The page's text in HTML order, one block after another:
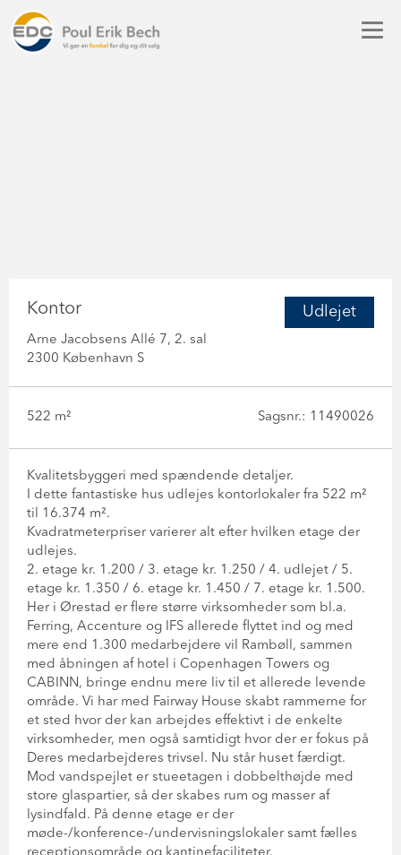
Udlejet
Kontor
Arne Jacobsens Allé 7, 2. sal
2300 København S
522 m² Sagsnr.: 11490026
Kvalitetsbyggeri med spændende detaljer.
I dette fantastiske hus udlejes kontorlokaler fra 522 m²
til 16.374 m².
Kvadratmeterpriser varierer alt efter hvilken etage der
udlejes.
2. etage kr. 1.200 / 3. etage kr. 1.250 / 4. udlejet / 5.
etage kr. 1.350 / 6. etage kr. 1.450 / 7. etage kr. 1.500.
Her i Ørestad er flere større virksomheder som bl.a.
Ferring, Accenture og IFS allerede flyttet ind og med
mere end 1.300 medarbejdere vil Rambøll, sammen
med åbningen af hotel i Copenhagen Towers og
CABINN, bringe endnu mere liv til et allerede levende
område. Vi har med Fairway House skabt rammerne for
et sted hvor der kan arbejdes effektivt i de enkelte
virksomheder, men også samtidigt hvor der er fokus på
Deres medarbejderes trivsel. Nu står huset færdigt.
Mod vandspejlet er stueetagen i dobbelthøjde med
store glaspartier, så der skabes rum og masser af
lysindfald. På denne etage er der
møde-/konference-/undervisningslokaler samt fælles